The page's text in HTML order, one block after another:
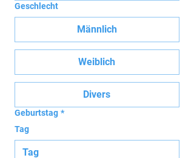
Geschlecht
Männlich
Weiblich
Divers
Geburtstag *
Tag